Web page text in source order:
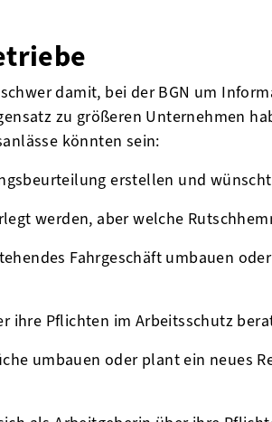
damit, bei der BGN um
zu größeren Unternehmen
könnten sein:
erstellen und
werden, aber welche
Fahrgeschäft umbauen
ihre Pflichten im Arbeitsschutz
umbauen oder plant ein neues